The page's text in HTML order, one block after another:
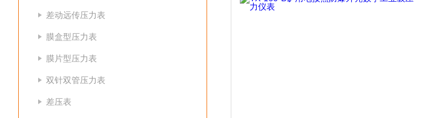
差动远传压力表
膜盒型压力表
膜片型压力表
双针双管压力表
差压表